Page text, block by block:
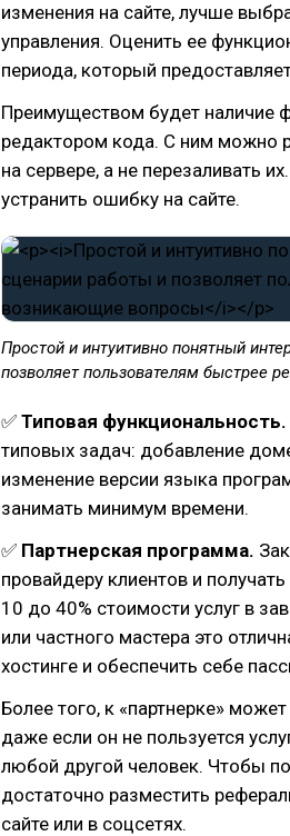
изменения на сайте, лучше
управления. Оценить ее
периода, который
Преимуществом будет наличие
редактором кода. С ним можно
на сервере, а не перезаливать
устранить ошибку на сайте.
Простой и интуитивно понятный
позволяет пользователям быстрее
✅ Типовая функциональность.
типовых задач: добавление
изменение версии языка
занимать минимум времени.
✅ Партнерская программа.
провайдеру клиентов и
10 до 40% стоимости услуг в
или частного мастера это
хостинге и обеспечить себе
Более того, к «партнерке»
даже если он не пользуется
любой другой человек. Чтобы
достаточно разместить
сайте или в соцсетях.